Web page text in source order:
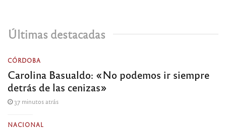
Últimas destacadas
CÓRDOBA
Carolina Basualdo: «No podemos ir siempre
detrás de las cenizas»
37 minutos atrás
NACIONAL